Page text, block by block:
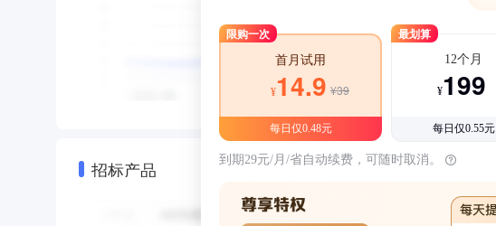
招标产品
限购一次
首月试用
¥14.9 ¥39
每日仅0.48元
最划算
12个月
¥199
每日仅0.55元
到期29元/月/省自动续费，可随时取消。